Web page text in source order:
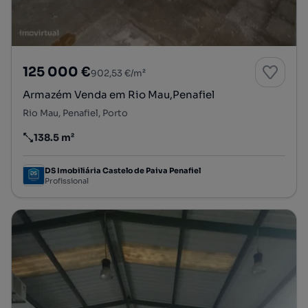
125 000 €902,53 €/m²
Armazém Venda em Rio Mau,Penafiel
Rio Mau, Penafiel, Porto
Preço por metro quadrado
138.5 m²
DS Imobiliária Castelo de Paiva Penafiel
Profissional